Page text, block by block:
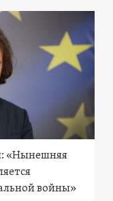
«Нынешняя
войны»